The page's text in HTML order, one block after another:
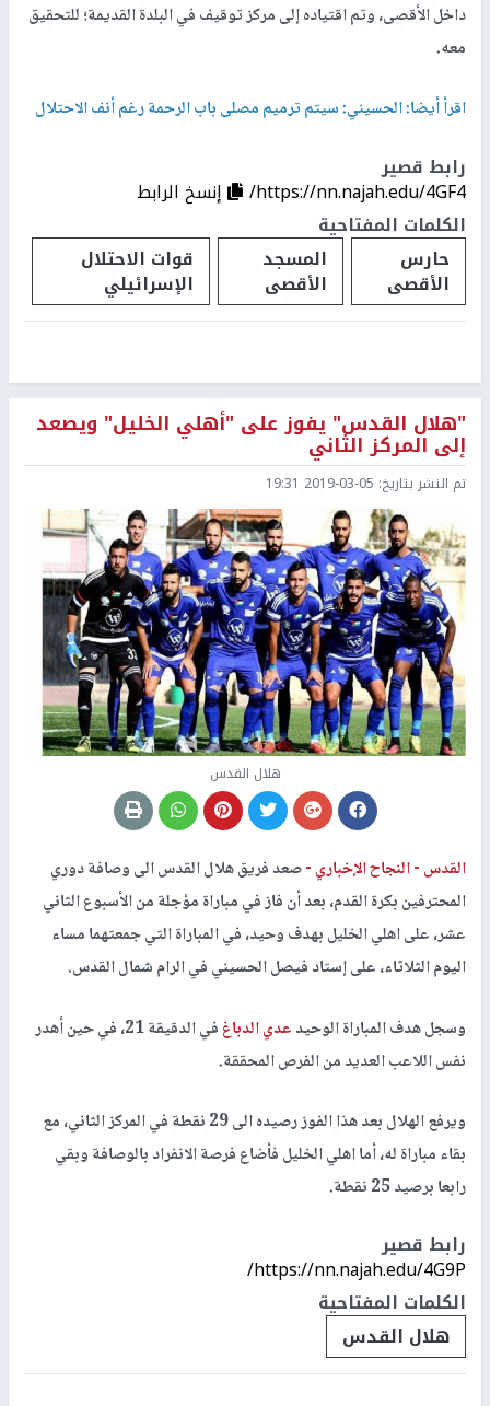
داخل الأقصى، وتم اقتياده إلى مركز توقيف في البلدة القديمة؛ للتحقيق
معه.
اقرأ أيضا:الحسيني: سيتم ترميم مصلى باب الرحمة رغم أنف الاحتلال
رابط قصير
https://nn.najah.edu/4GF4/
إنسخ الرابط
الكلمات المفتاحية
حارس
الأقصى
المسجد
الأقصى
قوات الاحتلال
الإسرائيلي
"هلال القدس" يفوز على "أهلي الخليل" ويصعد
إلى المركز الثاني
تم النشر بتاريخ: 2019-03-05 19:31
هلال القدس
القدس -النجاح الإخباري -صعد فريق هلال القدس الى وصافة دوري
المحترفين بكرة القدم، بعد أن فاز في مباراة مؤجلة من الأسبوع الثاني
عشر، على اهلي الخليل بهدف وحيد، في المباراة التي جمعتهما مساء
اليوم الثلاثاء، على إستاد فيصل الحسيني في الرام شمال القدس.
وسجل هدف المباراة الوحيدعدي الدباغ
في الدقيقة 21، في حين أهدر
نفس اللاعب العديد من الفرص المحققة.
ويرفع الهلال بعد هذا الفوز رصيده الى 29 نقطة في المركز الثاني، مع
بقاء مباراة له، أما اهلي الخليل فأضاع فرصة الانفراد بالوصافة وبقي
رابعا برصيد 25 نقطة.
رابط قصير
https://nn.najah.edu/4G9P/
الكلمات المفتاحية
هلال القدس